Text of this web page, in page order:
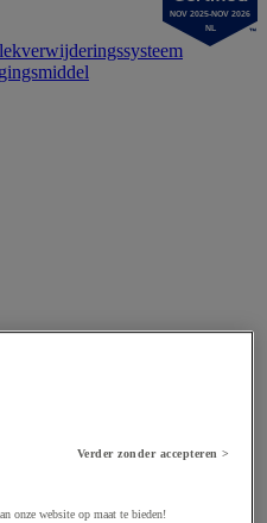
NOV 2025-NOV 2026
NL
Verder zonder accepteren >
onze website op maat te bieden!